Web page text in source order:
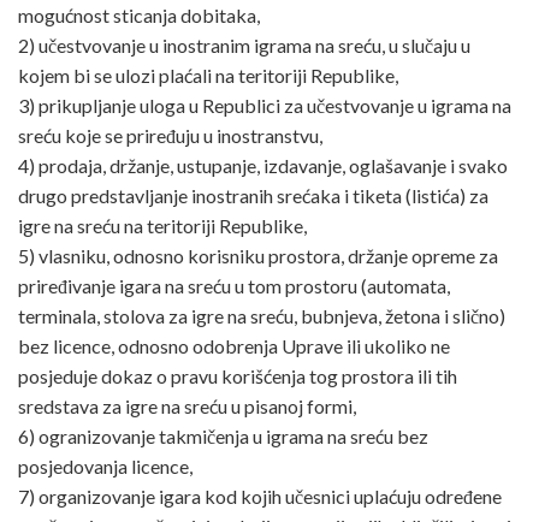
mogućnost sticanja dobitaka,
2) učestvovanje u inostranim igrama na sreću, u slučaju u
kojem bi se ulozi plaćali na teritoriji Republike,
3) prikupljanje uloga u Republici za učestvovanje u igrama na
sreću koje se priređuju u inostranstvu,
4) prodaja, držanje, ustupanje, izdavanje, oglašavanje i svako
drugo predstavljanje inostranih srećaka i tiketa (listića) za
igre na sreću na teritoriji Republike,
5) vlasniku, odnosno korisniku prostora, držanje opreme za
priređivanje igara na sreću u tom prostoru (automata,
terminala, stolova za igre na sreću, bubnjeva, žetona i slično)
bez licence, odnosno odobrenja Uprave ili ukoliko ne
posjeduje dokaz o pravu korišćenja tog prostora ili tih
sredstava za igre na sreću u pisanoj formi,
6) ogranizovanje takmičenja u igrama na sreću bez
posjedovanja licence,
7) organizovanje igara kod kojih učesnici uplaćuju određene